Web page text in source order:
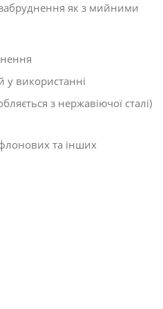
забруднення як з мийними
у використанні
з нержавіючої сталі)
та інших